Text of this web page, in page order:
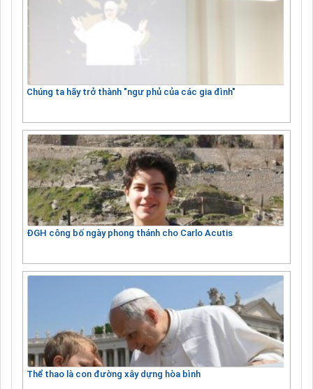
Chúng ta hãy trở thành "ngư phủ của các gia đình"
ĐGH công bố ngày phong thánh cho Carlo Acutis
Thể thao là con đường xây dựng hòa bình